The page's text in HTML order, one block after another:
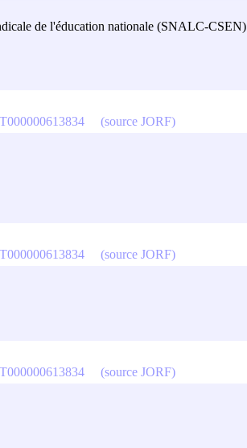
de l'éducation nationale (SNALC-CSEN)
(source JORF)
(source JORF)
(source JORF)